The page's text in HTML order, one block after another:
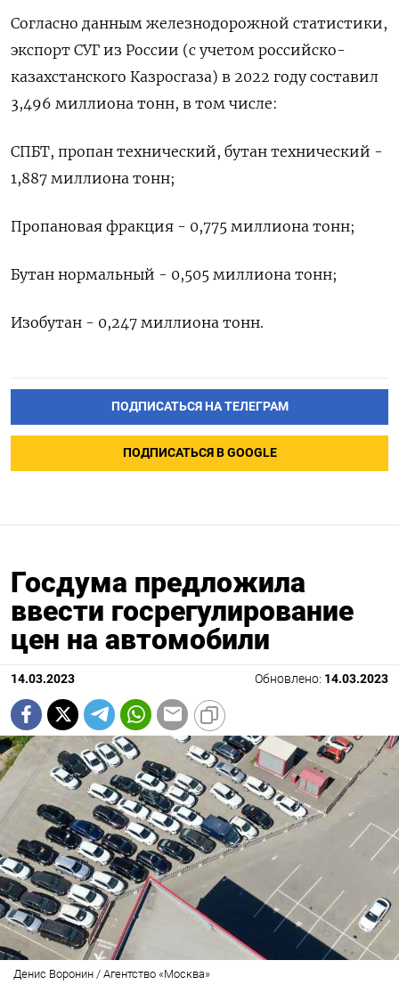
Согласно данным железнодорожной статистики,
экспорт СУГ из России (с учетом российско-
казахстанского Казросгаза) в 2022 году составил
3,496 миллиона тонн, в том числе:
СПБТ, пропан технический, бутан технический -
1,887 миллиона тонн;
Пропановая фракция - 0,775 миллиона тонн;
Бутан нормальный - 0,505 миллиона тонн;
Изобутан - 0,247 миллиона тонн.
ПОДПИСАТЬСЯ НА ТЕЛЕГРАМ
ПОДПИСАТЬСЯ В GOOGLE
Госдума предложила
ввести госрегулирование
цен на автомобили
14.03.2023 Обновлено: 14.03.2023
Денис Воронин / Агентство «Москва»